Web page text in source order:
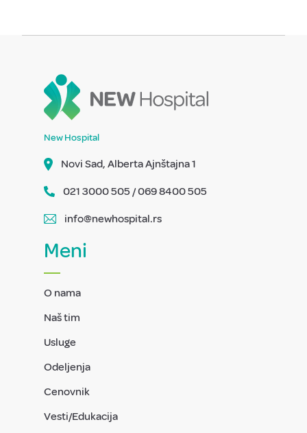
New Hospital
Novi Sad, Alberta Ajnštajna 1
021 3000 505 / 069 8400 505
info@newhospital.rs
Meni
O nama
Naš tim
Usluge
Odeljenja
Cenovnik
Vesti/Edukacija